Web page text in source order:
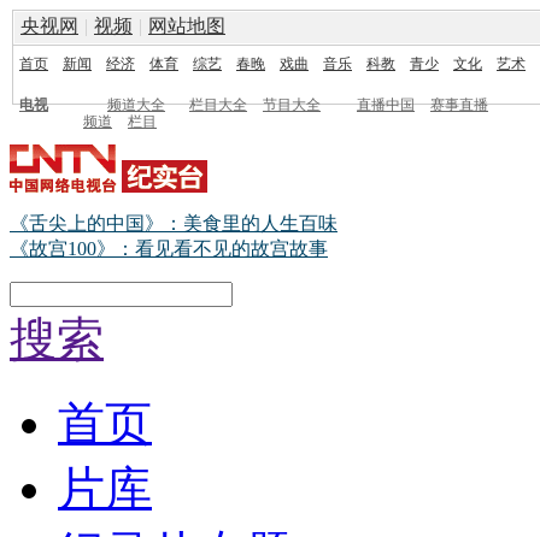
央视网 | 视频 | 网站地图
首页 新闻 经济 体育 综艺 春晚 戏曲 音乐 科教 青少 文化 艺术
电视 频道大全 栏目大全 节目大全 直播中国
赛事直播
频道
栏目
《舌尖上的中国》：美食里的人生百味
《故宫100》：看见看不见的故宫故事
搜索
首页
片库